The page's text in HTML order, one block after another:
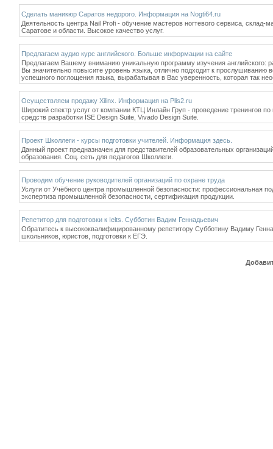
Сделать маникюр Саратов недорого. Информация на Nogti64.ru
Деятельность центра Nail Profi - обучение мастеров ногтевого сервиса,
Саратове и области. Высокое качество услуг.
Предлагаем аудио курс английского. Больше информации на сайте
Предлагаем Вашему вниманию уникальную программу изучения английского:
Вы значительно повысите уровень языка, отлично подходит к
успешного поглощения языка, вырабатывая в Вас уверенность, которая так
Осуществляем продажу Xilinx. Информация на Plis2.ru
Широкий спектр услуг от компании КТЦ Инлайн Груп - проведение тренингов
средств разработки ISE Design Suite, Vivado Design Suite.
Проект Школлеги - курсы подготовки учителей. Информация здесь.
Данный проект предназначен для представителей образовательных
образования. Соц. сеть для педагогов Школлеги.
Проводим обучение руководителей организаций по охране труда
Услуги от Учёбного центра промышленной безопасности: профессиональная
экспертиза промышленной безопасности, сертификация продукции.
Репетитор для подготовки к Ielts. Субботин Вадим Геннадьевич
Обратитесь к высококвалифицированному репетитору Субботину Вадиму
школьников, юристов, подготовки к ЕГЭ.